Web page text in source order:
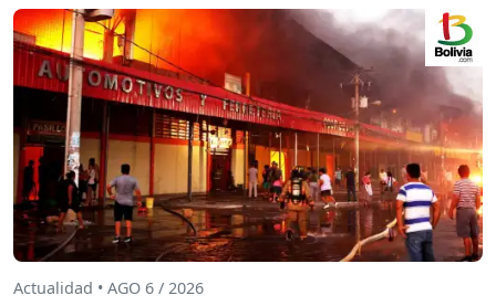
Actualidad • AGO 6 / 2026